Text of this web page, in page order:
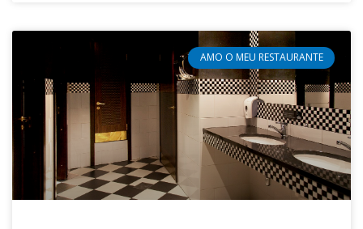
AMO O MEU RESTAURANTE